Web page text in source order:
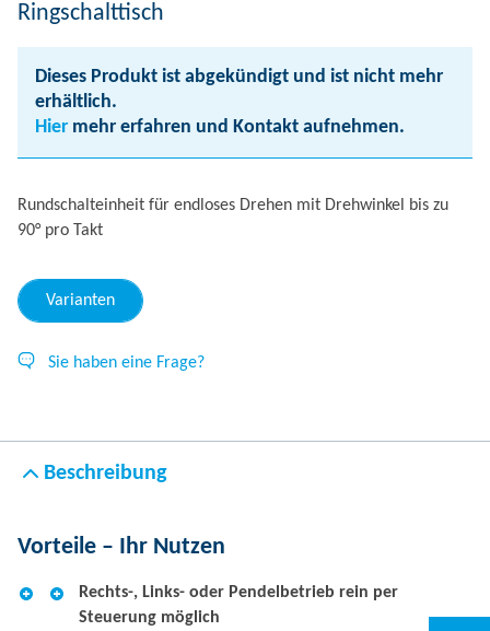
Ringschalttisch
Dieses Produkt ist abgekündigt und ist nicht mehr
erhältlich.
Hier mehr erfahren und Kontakt aufnehmen.
Rundschalteinheit für endloses Drehen mit Drehwinkel bis zu
90° pro Takt
Varianten
Sie haben eine Frage?
Beschreibung
Vorteile – Ihr Nutzen
Rechts-, Links- oder Pendelbetrieb rein per
Steuerung möglich